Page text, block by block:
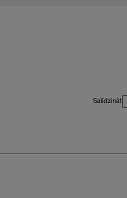
Salīdzināt